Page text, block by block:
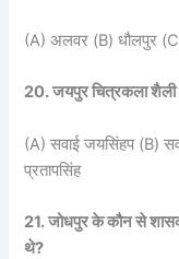
(A) अलवर (B) धौलपुर
20. जयपुर चित्रकला शैली
(A) सवाई जयसिंहप (B)
प्रतापसिंह
21. जोधपुर के कौन से
थे?